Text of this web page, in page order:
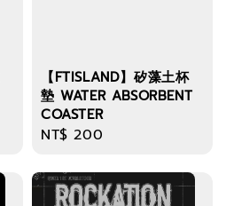
【FTISLAND】矽藻土杯
墊 WATER ABSORBENT
COASTER
Regular
NT$ 200